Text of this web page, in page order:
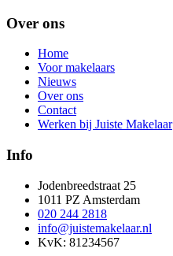
Over ons
Home
Voor makelaars
Nieuws
Over ons
Contact
Werken bij Juiste Makelaar
Info
Jodenbreedstraat 25
1011 PZ Amsterdam
020 244 2818
info@juistemakelaar.nl
KvK: 81234567